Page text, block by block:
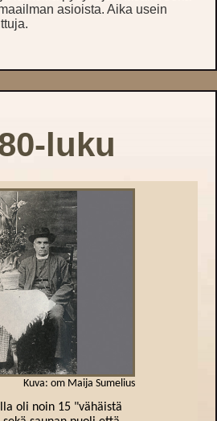
asioista. Aika usein
luku
Kuva: om Maija Sumelius
oli noin 15 "vähäistä